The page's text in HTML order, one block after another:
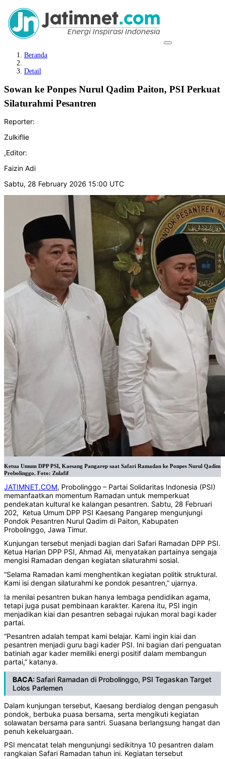
Beranda
Detail
Sowan ke Ponpes Nurul Qadim Paiton, PSI Perkuat
Silaturahmi Pesantren
Reporter:
Zulkiflie
,Editor:
Faizin Adi
Sabtu, 28 February 2026 15:00 UTC
Ketua Umum DPP PSI, Kaesang Pangarep saat Safari Ramadan ke Ponpes Nurul Qadim
Probolinggo. Foto: Zulafif
JATIMNET.COM, Probolinggo – Partai Solidaritas Indonesia (PSI)
memanfaatkan momentum Ramadan untuk memperkuat
pendekatan kultural ke kalangan pesantren. Sabtu, 28 Februari
202, Ketua Umum DPP PSI Kaesang Pangarep mengunjungi
Pondok Pesantren Nurul Qadim di Paiton, Kabupaten
Probolinggo, Jawa Timur.
Kunjungan tersebut menjadi bagian dari Safari Ramadan DPP PSI.
Ketua Harian DPP PSI, Ahmad Ali, menyatakan partainya sengaja
mengisi Ramadan dengan kegiatan silaturahmi sosial.
“Selama Ramadan kami menghentikan kegiatan politik struktural.
Kami isi dengan silaturahmi ke pondok pesantren,” ujarnya.
Ia menilai pesantren bukan hanya lembaga pendidikan agama,
tetapi juga pusat pembinaan karakter. Karena itu, PSI ingin
menjadikan kiai dan pesantren sebagai rujukan moral bagi kader
partai.
“Pesantren adalah tempat kami belajar. Kami ingin kiai dan
pesantren menjadi guru bagi kader PSI. Ini bagian dari penguatan
batiniah agar kader memiliki energi positif dalam membangun
partai,” katanya.
BACA:Safari Ramadan di Probolinggo, PSI Tegaskan Target
Lolos Parlemen
Dalam kunjungan tersebut, Kaesang berdialog dengan pengasuh
pondok, berbuka puasa bersama, serta mengikuti kegiatan
solawatan bersama para santri. Suasana berlangsung hangat dan
penuh kekeluargaan.
PSI mencatat telah mengunjungi sedikitnya 10 pesantren dalam
rangkaian Safari Ramadan tahun ini. Kegiatan tersebut